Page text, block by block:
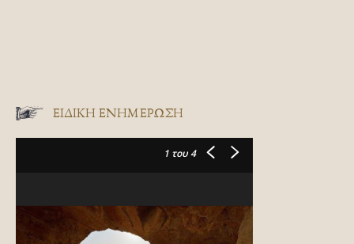
ΕΙΔΙΚΉ ΕΝΗΜΈΡΩΣΗ
1 του 4